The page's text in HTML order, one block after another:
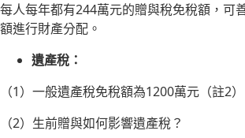
每人每年都有244萬元的贈與稅免稅額，可
額進行財產分配。
遺產稅：
（1）一般遺產稅免稅額為1200萬元（註2）
（2）生前贈與如何影響遺產稅？